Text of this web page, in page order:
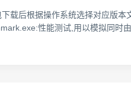
载后根据操作系统选择对应版
性能测试,用以模拟同时